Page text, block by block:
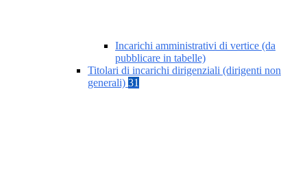
Incarichi amministrativi di vertice (da
pubblicare in tabelle)
Titolari di incarichi dirigenziali (dirigenti non
generali) 31